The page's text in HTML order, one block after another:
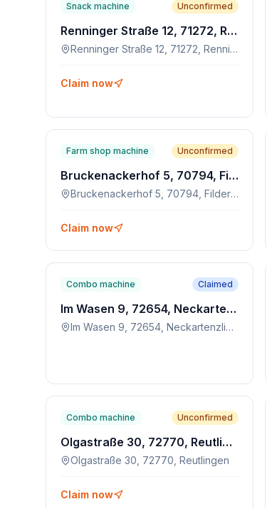
Snack machine Unconfirmed
Renninger Straße 12, 71272, Renningen
Renninger Straße 12, 71272, Renningen
Claim now
Farm shop machine Unconfirmed
Bruckenackerhof 5, 70794, Filderstadt
Bruckenackerhof 5, 70794, Filderstadt
Claim now
Combo machine Claimed
Im Wasen 9, 72654, Neckartenzlingen
Im Wasen 9, 72654, Neckartenzlingen
Combo machine Unconfirmed
Olgastraße 30, 72770, Reutlingen
Olgastraße 30, 72770, Reutlingen
Claim now